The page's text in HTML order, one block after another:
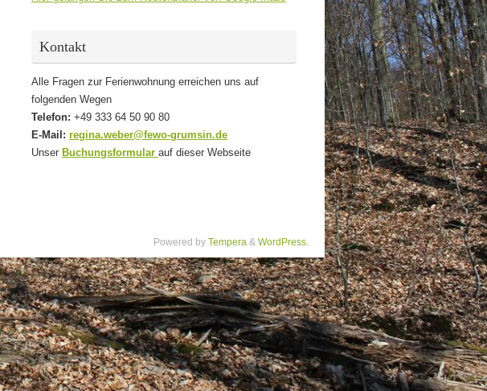
Kontakt
Alle Fragen zur Ferienwohnung erreichen uns auf
folgenden Wegen
Telefon: +49 333 64 50 90 80
E-Mail: regina.weber@fewo-grumsin.de
Unser Buchungsformular auf dieser Webseite
Powered by Tempera & WordPress.